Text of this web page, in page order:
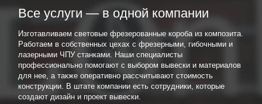
Все услуги — в одной компании
Изготавливаем световые фрезерованные короба из композита.
Работаем в собственных цехах с фрезерными, гибочными и
лазерными ЧПУ станками. Наши специалисты
профессионально помогают с выбором вывески и материалов
для нее, а также оперативно рассчитывают стоимость
конструкции. В штате компании есть сотрудники, которые
создают дизайн и проект вывески.